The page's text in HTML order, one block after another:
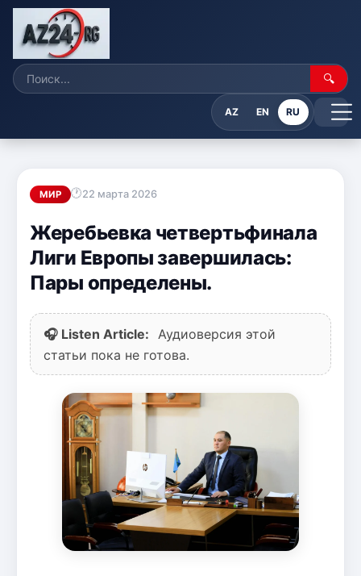
🔍
AZ EN RU
МИР 22 марта 2026
Жеребьевка четвертьфинала
Лиги Европы завершилась:
Пары определены.
🎧 Listen Article:
Аудиоверсия этой
статьи пока не готова.